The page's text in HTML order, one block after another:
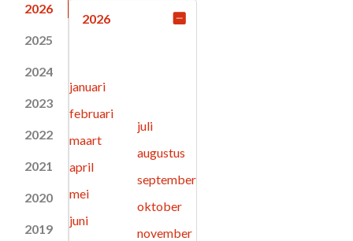
2026
2025
2024
2023
2022
2021
2020
2019
2026
januari
februari
maart
april
mei
juni
juli
augustus
september
oktober
november